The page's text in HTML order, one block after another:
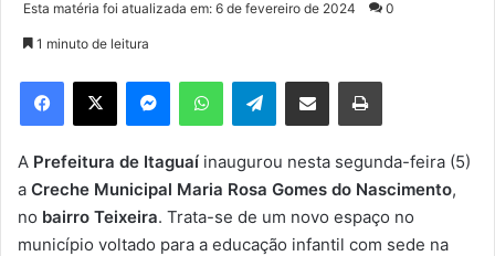
d
e
m
e
-
m
a
Esta matéria foi atualizada em: 6 de fevereiro de 2024 0
1 minuto de leitura
Telegram
A Prefeitura de Itaguaí inaugurou nesta segunda-feira (5)
a Creche Municipal Maria Rosa Gomes do Nascimento,
no bairro Teixeira. Trata-se de um novo espaço no
município voltado para a educação infantil com sede na